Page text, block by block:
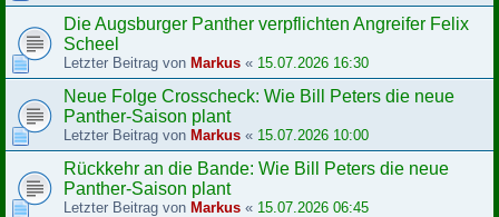
Die Augsburger Panther verpflichten Angreifer Felix
Scheel
Letzter Beitrag von Markus « 15.07.2026 16:30
Neue Folge Crosscheck: Wie Bill Peters die neue
Panther-Saison plant
Letzter Beitrag von Markus « 15.07.2026 10:00
Rückkehr an die Bande: Wie Bill Peters die neue
Panther-Saison plant
Letzter Beitrag von Markus « 15.07.2026 06:45